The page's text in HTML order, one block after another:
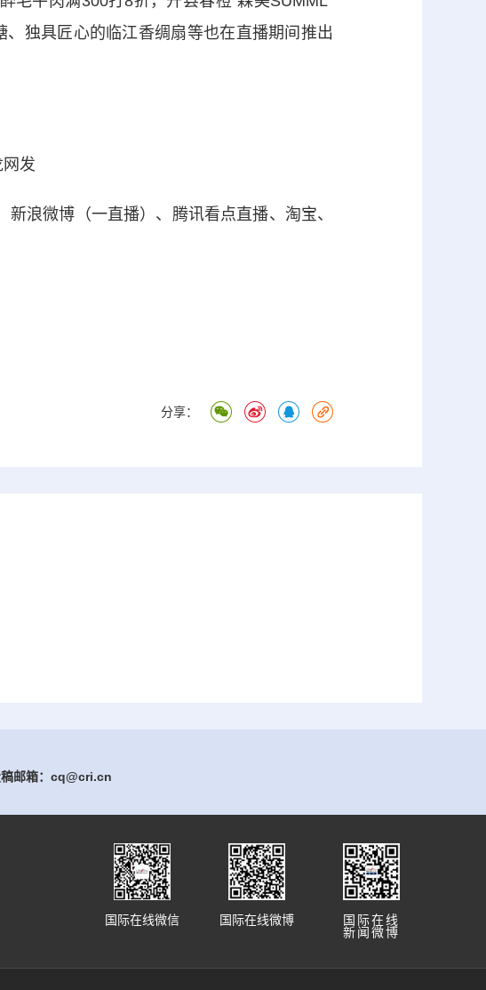
独具匠心的临江香绸扇等也在直播期间推出
发
浪微博（一直播）、腾讯看点直播、淘宝、
分享：
邮箱：cq@cri.cn
国际在线
新闻微博
国际在线微博
国际在线微信